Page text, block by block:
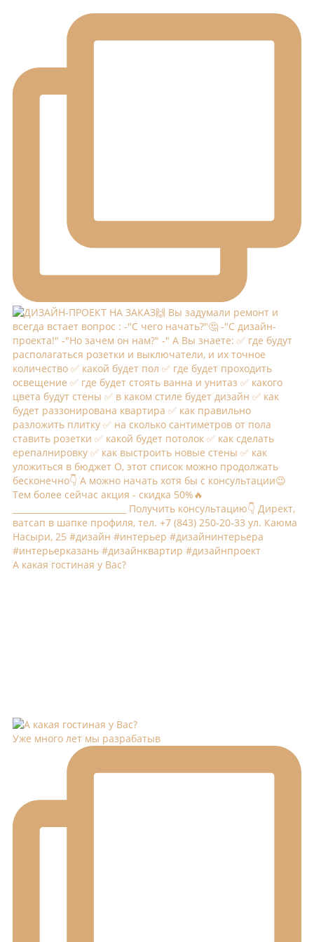
А какая гостиная у Вас?
Уже много лет мы разрабатыв